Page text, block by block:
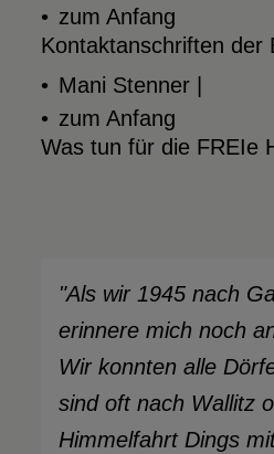
zum Anfang
Kontaktanschriften der
Mani Stenner |
zum Anfang
Was tun für die FREIe
"Als wir 1945 nach
erinnere mich noch
Wir konnten alle
sind oft nach Wallitz
Himmelfahrt Dings